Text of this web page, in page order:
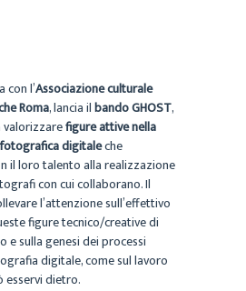
con l’Associazione culturale
Roma, lancia ilbando GHOST,
valorizzarefigure attive nella
digitaleche
il loro talento alla realizzazione
con cui collaborano. Il
l’attenzione sull’effettivo
figure tecnico/creative di
sulla genesi dei processi
digitale, come sul lavoro
esservi dietro.